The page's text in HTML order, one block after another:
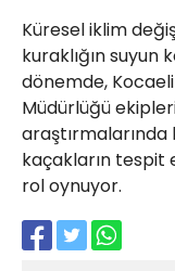
Küresel iklim
kuraklığın suyun
dönemde,
Müdürlüğü
araştırmalarında
kaçakların tespit
rol oynuyor.